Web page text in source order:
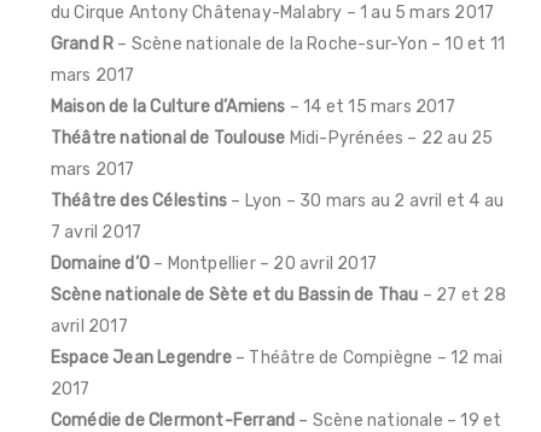
du Cirque AntonyChâtenay-Malabry – 1 au 5 mars 2017
Grand R – Scène nationale de la Roche-sur-Yon – 10 et 11
mars 2017
Maison de la Culture d’Amiens – 14 et 15 mars 2017
Théâtre national de Toulouse Midi-Pyrénées – 22 au 25
mars 2017
Théâtre des Célestins – Lyon – 30 mars au 2 avril et 4 au
7 avril 2017
Domaine d’O – Montpellier – 20 avril 2017
Scène nationale de Sète et du Bassin de Thau – 27 et 28
avril 2017
Espace Jean Legendre– Théâtre de Compiègne – 12 mai
2017
Comédie de Clermont-Ferrand – Scène nationale – 19 et